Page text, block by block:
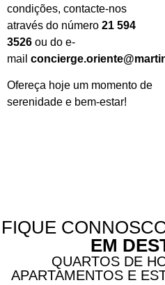
condições, contacte-nos
através do número 21 594
3526 ou do e-
mail
Ofereça hoje um momento de
serenidade e bem-estar!
FIQUE
EM
QUARTOS DE
APARTAMENTOS E